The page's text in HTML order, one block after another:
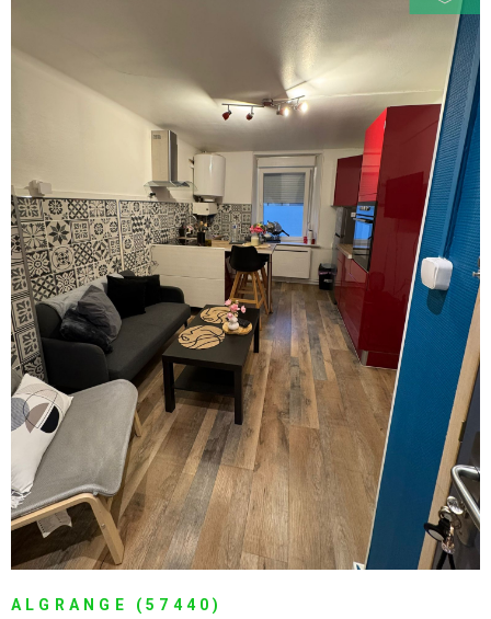
ALGRANGE (57440)
VOIR LE BIEN